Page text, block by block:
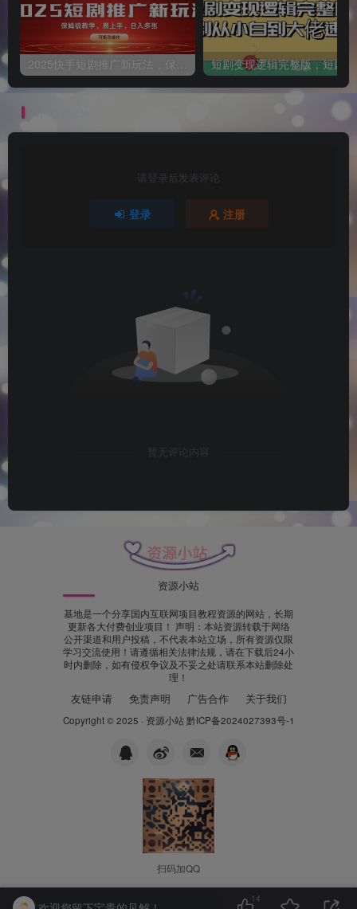
2025快手短剧推广新玩法，保姆级教学，日入多张，可矩阵操作
请登录后发表评论
登录 注册
暂无评论内容
资源小站
基地是一个分享国内互联网项目教程资源的网站，长期
更新各大付费创业项目！ 声明：本站资源转载于网络
公开渠道和用户投稿，不代表本站立场，所有资源仅限
学习交流使用！请遵循相关法律法规，请在下载后24小
时内删除，如有侵权争议及不妥之处请联系本站删除处
理！
友链申请 免责声明 广告合作 关于我们
Copyright © 2025 · 资源小站 黔ICP备2024027393号-1
扫码加QQ
14